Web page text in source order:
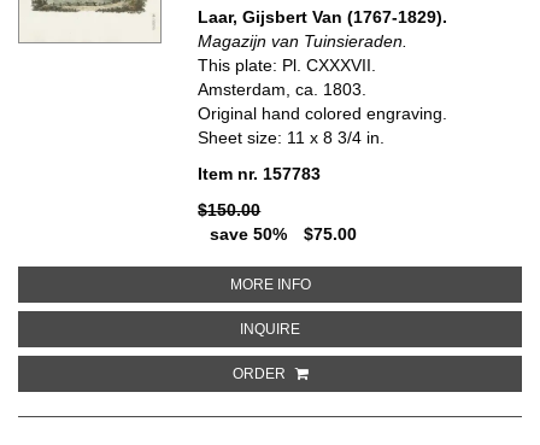
Laar, Gijsbert Van (1767-1829).
Magazijn van Tuinsieraden.
This plate: Pl. CXXXVII.
Amsterdam, ca. 1803.
Original hand colored engraving.
Sheet size: 11 x 8 3/4 in.
Item nr. 157783
$150.00
save 50%
$75.00
MORE INFOABOUT PL. CXXXVII. MAGAZIJN
INQUIREABOUT PL. CXXXVII. MAGAZIJN
ORDER